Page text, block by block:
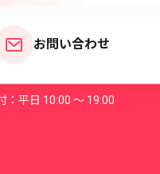
お問い合わせ
：平日 10:00 〜 19:00